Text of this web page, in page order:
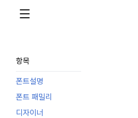
항목
폰트설명
폰트 패밀리
디자이너